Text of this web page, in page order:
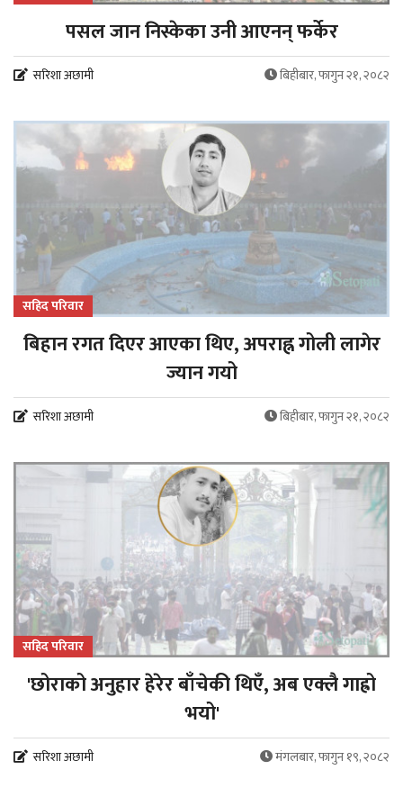
पसल जान निस्केका उनी आएनन् फर्केर
सरिशा अछामी बिहीबार, फागुन २१, २०८२
सहिद परिवार
बिहान रगत दिएर आएका थिए, अपराह्न गोली लागेर
ज्यान गयो
सरिशा अछामी बिहीबार, फागुन २१, २०८२
सहिद परिवार
'छोराको अनुहार हेरेर बाँचेकी थिएँ, अब एक्लै गाह्रो
भयो'
सरिशा अछामी मंगलबार, फागुन १९, २०८२